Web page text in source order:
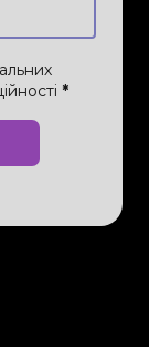
*